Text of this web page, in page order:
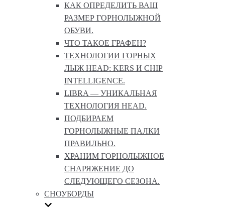
КАК ОПРЕДЕЛИТЬ ВАШ
РАЗМЕР ГОРНОЛЫЖНОЙ
ОБУВИ.
ЧТО ТАКОЕ ГРАФЕН?
ТЕХНОЛОГИИ ГОРНЫХ
ЛЫЖ HEAD: KERS И CHIP
INTELLIGENCE.
LIBRA — УНИКАЛЬНАЯ
ТЕХНОЛОГИЯ HEAD.
ПОДБИРАЕМ
ГОРНОЛЫЖНЫЕ ПАЛКИ
ПРАВИЛЬНО.
ХРАНИМ ГОРНОЛЫЖНОЕ
СНАРЯЖЕНИЕ ДО
СЛЕДУЮЩЕГО СЕЗОНА.
СНОУБОРДЫ